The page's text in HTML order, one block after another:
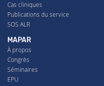
Cas cliniques
Publications du service
SOS ALR
MAPAR
À propos
Congrès
Séminaires
EPU